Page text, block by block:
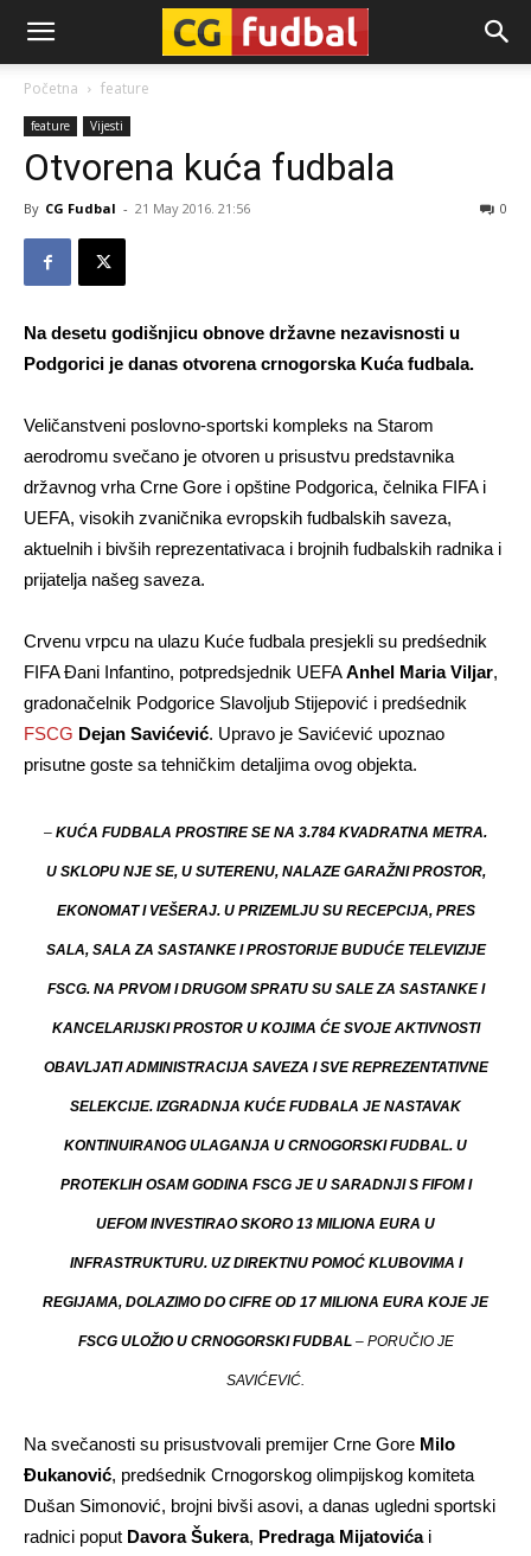
CG-
Fudbal
Početna feature
feature Vijesti
Otvorena kuća fudbala
By CG Fudbal - 21 May 2016. 21:56 0
Na desetu godišnjicu obnove državne nezavisnosti u
Podgorici je danas otvorena crnogorska Kuća fudbala.
Veličanstveni poslovno-sportski kompleks na Starom
aerodromu svečano je otvoren u prisustvu predstavnika
državnog vrha Crne Gore i opštine Podgorica, čelnika FIFA i
UEFA, visokih zvaničnika evropskih fudbalskih saveza,
aktuelnih i bivših reprezentativaca i brojnih fudbalskih radnika i
prijatelja našeg saveza.
Crvenu vrpcu na ulazu Kuće fudbala presjekli su predśednik
FIFA Đani Infantino, potpredsjednik UEFAAnhel Maria Viljar,
gradonačelnik Podgorice Slavoljub Stijepović i predśednik
FSCG Dejan Savićević. Upravo je Savićević upoznao
prisutne goste sa tehničkim detaljima ovog objekta.
– KUĆA FUDBALA PROSTIRE SE NA 3.784 KVADRATNA METRA.
U SKLOPU NJE SE, U SUTERENU, NALAZE GARAŽNI PROSTOR,
EKONOMAT I VEŠERAJ. U PRIZEMLJU SU RECEPCIJA, PRES
SALA, SALA ZA SASTANKE I PROSTORIJE BUDUĆE TELEVIZIJE
FSCG. NA PRVOM I DRUGOM SPRATU SU SALE ZA SASTANKE I
KANCELARIJSKI PROSTOR U KOJIMA ĆE SVOJE AKTIVNOSTI
OBAVLJATI ADMINISTRACIJA SAVEZA I SVE REPREZENTATIVNE
SELEKCIJE. IZGRADNJA KUĆE FUDBALA JE NASTAVAK
KONTINUIRANOG ULAGANJA U CRNOGORSKI FUDBAL. U
PROTEKLIH OSAM GODINA FSCG JE U SARADNJI S FIFOM I
UEFOM INVESTIRAO SKORO 13 MILIONA EURA U
INFRASTRUKTURU. UZ DIREKTNU POMOĆ KLUBOVIMA I
REGIJAMA, DOLAZIMO DO CIFRE OD 17 MILIONA EURA KOJE JE
FSCG ULOŽIO U CRNOGORSKI FUDBAL– PORUČIO JE
SAVIĆEVIĆ.
Na svečanosti su prisustvovali premijer Crne Gore Milo
Đukanović, predśednik Crnogorskog olimpijskog komiteta
Dušan Simonović, brojni bivši asovi, a danas ugledni sportski
radnici poput Davora Šukera, Predraga Mijatovićai